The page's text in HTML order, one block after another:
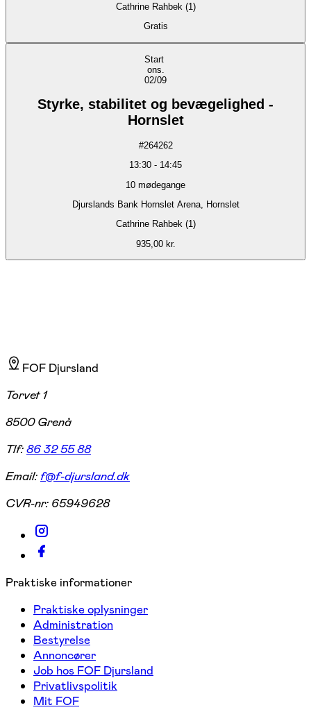
Cathrine Rahbek (1)
Gratis
Start
ons.
02/09
Styrke, stabilitet og bevægelighed -
Hornslet
#264262
13:30 - 14:45
10 mødegange
Djurslands Bank Hornslet Arena, Hornslet
Cathrine Rahbek (1)
935,00 kr.
FOF Djursland
Torvet 1
8500 Grenå
Tlf:86 32 55 88
Email:f@f-djursland.dk
CVR-nr: 65949628
Praktiske informationer
Praktiske oplysninger
Administration
Bestyrelse
Annoncører
Job hos FOF Djursland
Privatlivspolitik
Mit FOF